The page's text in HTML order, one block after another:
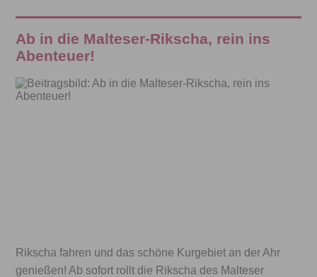
Ab in die Malteser-Rikscha, rein ins
Abenteuer!
Rikscha fahren und das schöne Kurgebiet an der Ahr
genießen! Ab sofort rollt die Rikscha des Malteser